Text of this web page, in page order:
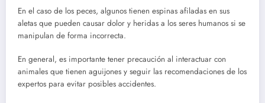
En el caso de los peces, algunos tienen espinas afiladas en sus
aletas que pueden causar dolor y heridas a los seres humanos si se
manipulan de forma incorrecta.
En general, es importante tener precaución al interactuar con
animales que tienen aguijones y seguir las recomendaciones de los
expertos para evitar posibles accidentes.